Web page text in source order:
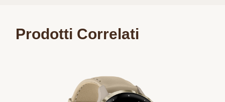
Prodotti Correlati